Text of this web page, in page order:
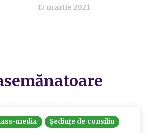
17 martie 2021
media
Ședințe de consiliu